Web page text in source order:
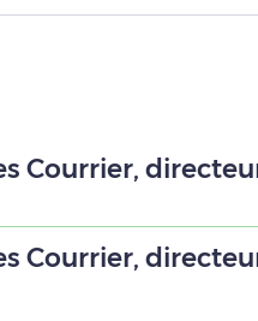
Courrier,
Courrier,